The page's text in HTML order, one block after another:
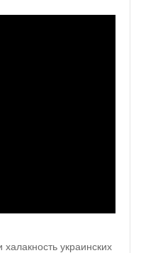
украинских